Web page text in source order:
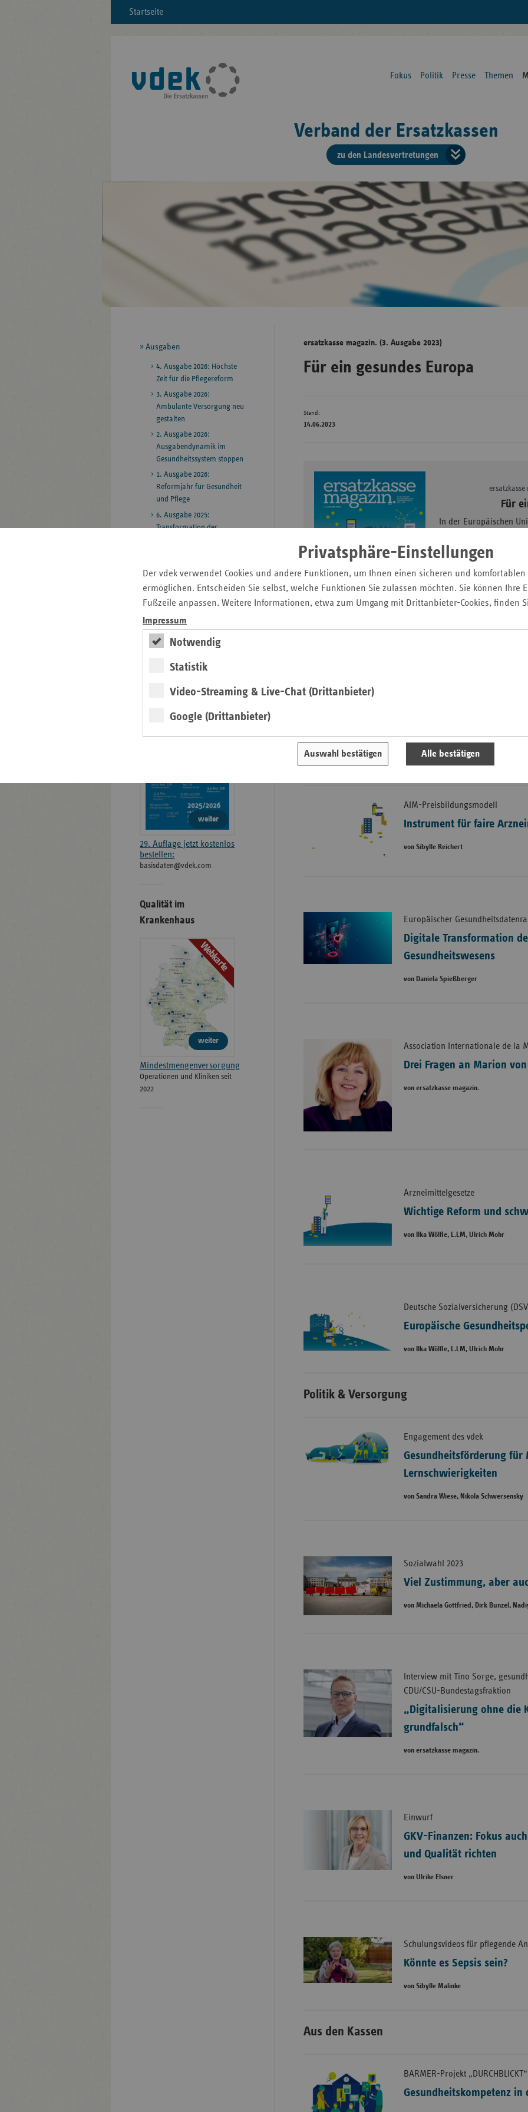
Privatsphäre-Einstellungen
Der vdek verwendet Cookies und andere Funktionen, um Ihnen einen sicheren und
ermöglichen. Entscheiden Sie selbst, welche Funktionen Sie zulassen möchten. Sie können Ihre
Fußzeile anpassen. Weitere Informationen, etwa zum Umgang mit Drittanbieter-Cookies, finden
Impressum
Notwendig
Statistik
Video-Streaming & Live-Chat (Drittanbieter)
Google (Drittanbieter)
Auswahl bestätigen Alle bestätigen
Startseite
Fokus Politik Presse Themen
Verband der Ersatzkassen
zu den Landesvertretungen
der
ersatzkasse magazin. (3. Ausgabe 2023)
Für ein gesundes Europa
Stand:
14.06.2023
Für
In der Europäischen
Kommission
reformieren. Der
Bezahlbarkeit von
weit sichergestellt
Schwerpunkt: Für ein gesundes Europa
AIM-Preisbildungsmodell
Instrument für faire
von Sibylle Reichert
Europäischer
Digitale Transformation
Gesundheitswesens
von Daniela Spießberger
Association Internationale de la
Drei Fragen an Marion
von ersatzkasse magazin.
Arzneimittelgesetze
Wichtige Reform und
von Ilka Wölfle, L.LM, Ulrich Mohr
Deutsche Sozialversicherung
Europäische
von Ilka Wölfle, L.LM, Ulrich Mohr
Politik & Versorgung
Engagement des vdek
Gesundheitsförderung für
Lernschwierigkeiten
von Sandra Wiese, Nikola Schwersensky
Sozialwahl 2023
Viel Zustimmung, aber
von Michaela Gottfried, Dirk Bunzel,
Interview mit Tino Sorge,
CDU/CSU-Bundestagsfraktion
„Digitalisierung ohne die
grundfalsch“
von ersatzkasse magazin.
Einwurf
GKV-Finanzen: Fokus
und Qualität richten
von Ulrike Elsner
Schulungsvideos für pflegende
Könnte es Sepsis sein?
von Sibylle Malinke
Aus den Kassen
BARMER-Projekt „DURCHBLICKT“
Gesundheitskompetenz in
Seitennavigation
Ausgaben
4. Ausgabe 2026: Höchste
Zeit für die Pflegereform
3. Ausgabe 2026:
Ambulante Versorgung neu
gestalten
2. Ausgabe 2026:
Ausgabendynamik im
Gesundheitssystem stoppen
1. Ausgabe 2026:
Reformjahr für Gesundheit
und Pflege
6. Ausgabe 2025:
Transformation der
Archiv
Impressum Magazin
Informationen
erschienen
Broschüre
weiter
29. Auflage jetzt kostenlos
bestellen:
basisdaten@vdek.com
Qualität im
Krankenhaus
Webkarte
weiter
Mindestmengenversorgung
Operationen und Kliniken seit
2022